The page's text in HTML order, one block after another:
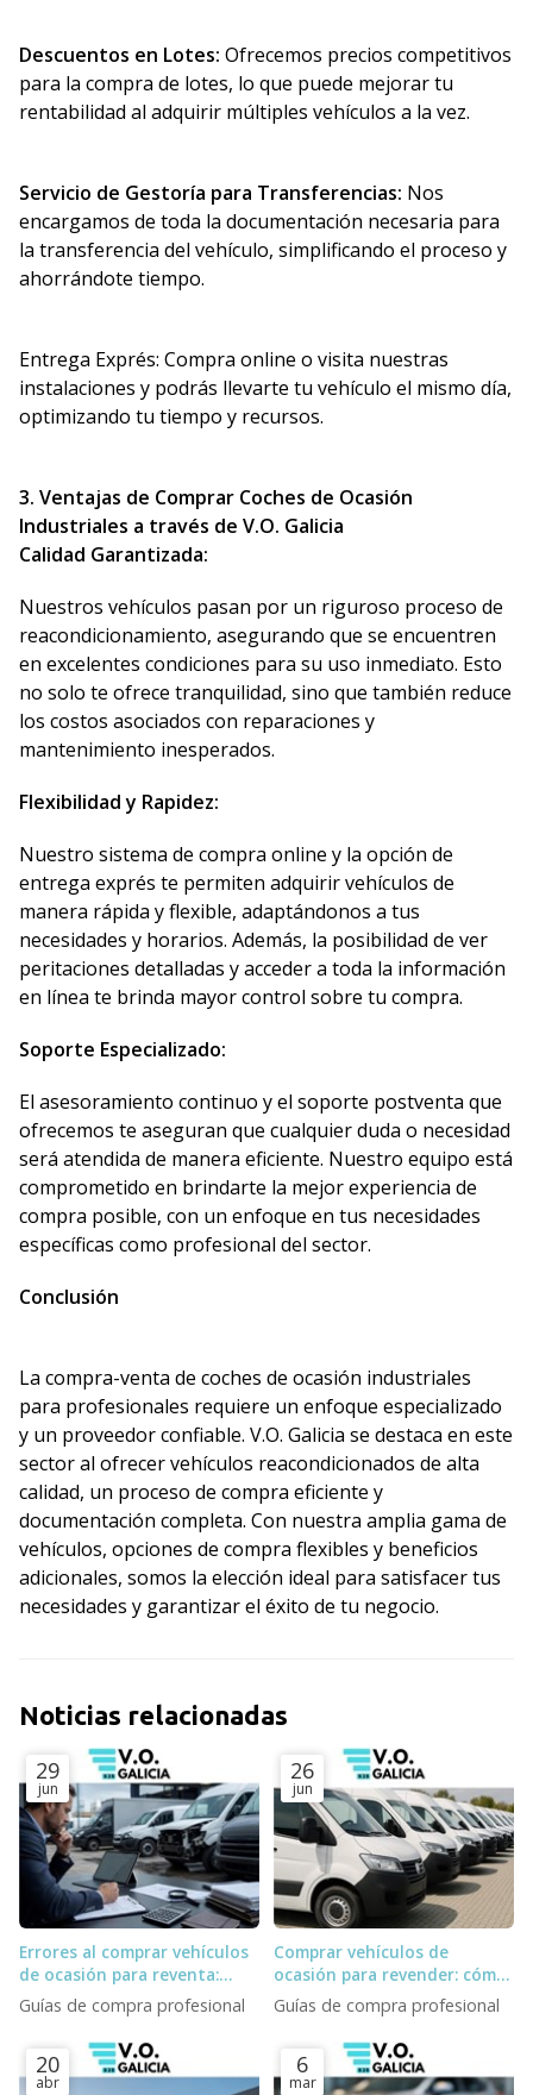
Descuentos en Lotes: Ofrecemos precios competitivos
para la compra de lotes, lo que puede mejorar tu
rentabilidad al adquirir múltiples vehículos a la vez.
Servicio de Gestoría para Transferencias: Nos
encargamos de toda la documentación necesaria para
la transferencia del vehículo, simplificando el proceso y
ahorrándote tiempo.
Entrega Exprés: Compra online o visita nuestras
instalaciones y podrás llevarte tu vehículo el mismo día,
optimizando tu tiempo y recursos.
3. Ventajas de Comprar Coches de Ocasión
Industriales a través de V.O. Galicia
Calidad Garantizada:
Nuestros vehículos pasan por un riguroso proceso de
reacondicionamiento, asegurando que se encuentren
en excelentes condiciones para su uso inmediato. Esto
no solo te ofrece tranquilidad, sino que también reduce
los costos asociados con reparaciones y
mantenimiento inesperados.
Flexibilidad y Rapidez:
Nuestro sistema de compra online y la opción de
entrega exprés te permiten adquirir vehículos de
manera rápida y flexible, adaptándonos a tus
necesidades y horarios. Además, la posibilidad de ver
peritaciones detalladas y acceder a toda la información
en línea te brinda mayor control sobre tu compra.
Soporte Especializado:
El asesoramiento continuo y el soporte postventa que
ofrecemos te aseguran que cualquier duda o necesidad
será atendida de manera eficiente. Nuestro equipo está
comprometido en brindarte la mejor experiencia de
compra posible, con un enfoque en tus necesidades
específicas como profesional del sector.
Conclusión
La compra-venta de coches de ocasión industriales
para profesionales requiere un enfoque especializado
y un proveedor confiable. V.O. Galicia se destaca en este
sector al ofrecer vehículos reacondicionados de alta
calidad, un proceso de compra eficiente y
documentación completa. Con nuestra amplia gama de
vehículos, opciones de compra flexibles y beneficios
adicionales, somos la elección ideal para satisfacer tus
necesidades y garantizar el éxito de tu negocio.
Noticias relacionadas
29
jun
Errores al comprar vehículos
de ocasión para reventa:
stock fantasma, subastas y
logística
Guías de compra profesional
26
jun
Comprar vehículos de
ocasión para revender: cómo
elegir stock y proveedor
Guías de compra profesional
20
abr
6
mar